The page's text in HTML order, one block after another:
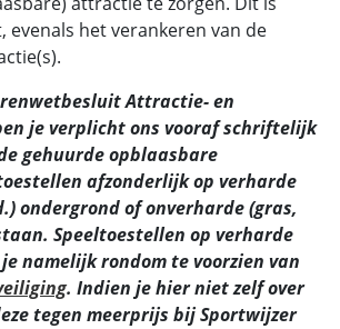
evenals het verankeren van de
Attractie- en
je verplicht ons vooraf schriftelijk
gehuurde opblaasbare
afzonderlijk op verharde
ondergrond of onverharde (gras,
Speeltoestellen op verharde
namelijk rondom te voorzien van
. Indien je hier niet zelf over
tegen meerprijs bij Sportwijzer